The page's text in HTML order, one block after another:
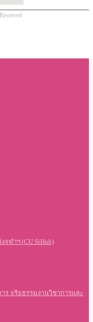
ฬาฯ (CU SiHub)
ร จริยธรรมงานวิชาการและ